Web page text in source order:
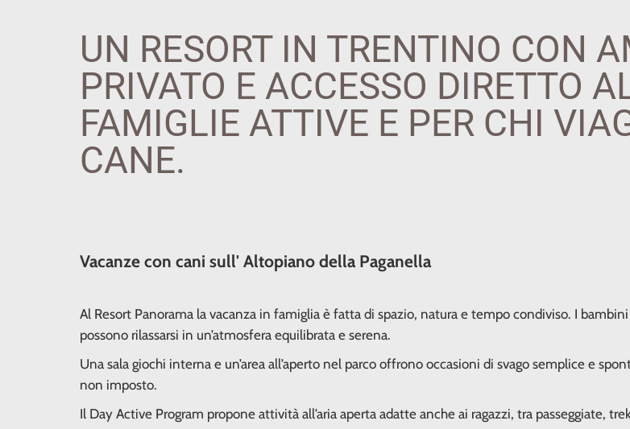
UN RESORT IN TRENTINO CON
PRIVATO E ACCESSO DIRETTO
FAMIGLIE ATTIVE E PER CHI
CANE.
Vacanze con cani sull' Altopiano della Paganella
Al Resort Panorama la vacanza in famiglia è fatta di spazio, natura e tempo condiviso. I
possono rilassarsi in un’atmosfera equilibrata e serena.
Una sala giochi interna e un’area all’aperto nel parco offrono occasioni di svago semplice e
non imposto.
Il Day Active Program propone attività all’aria aperta adatte anche ai ragazzi, tra passeggiate,